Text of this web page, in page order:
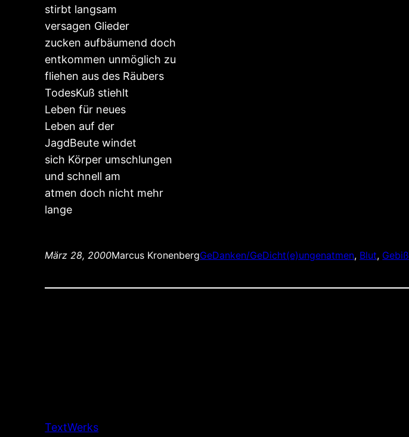
stirbt langsam
versagen Glieder
zucken aufbäumend doch
entkommen unmöglich zu
fliehen aus des Räubers
TodesKuß stiehlt
Leben für neues
Leben auf der
JagdBeute windet
sich Körper umschlungen
und schnell am
atmen doch nicht mehr
lange
März 28, 2000Marcus KronenbergGeDanken/GeDicht(e)ungenatmen, Blut, Gebiß
TextWerks